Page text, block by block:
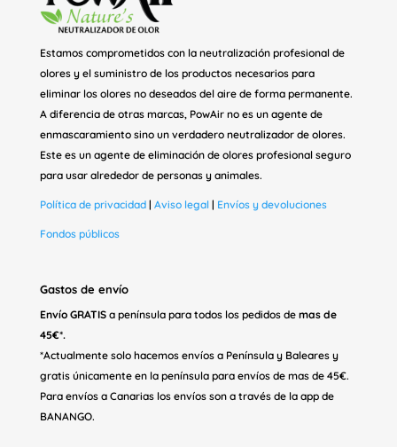
Estamos comprometidos con la neutralización profesional de
olores y el suministro de los productos necesarios para
eliminar los olores no deseados del aire de forma permanente.
A diferencia de otras marcas, PowAir no es un agente de
enmascaramiento sino un verdadero neutralizador de olores.
Este es un agente de eliminación de olores profesional seguro
para usar alrededor de personas y animales.
Política de privacidad| Aviso legal| Envíos y devoluciones
Fondos públicos
Gastos de envío
Envío GRATISa península para todos los pedidos de mas de
45€*.
*Actualmente solo hacemos envíos a Península y Baleares y
gratis únicamente en la península para envíos de mas de 45€.
Para envíos a Canarias los envíos son a través de la app de
BANANGO.